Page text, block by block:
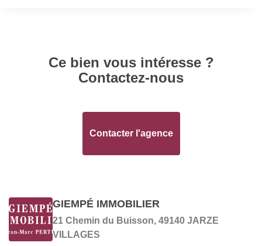
INTÉRIEUR
1
Salle(s) de bains 1
DIAGNOSTICS
Ce bien vous intéresse ?
Contactez-nous
Contacter l'agence
GIEMPÉ IMMOBILIER
21 Chemin du Buisson, 49140 JARZE
VILLAGES